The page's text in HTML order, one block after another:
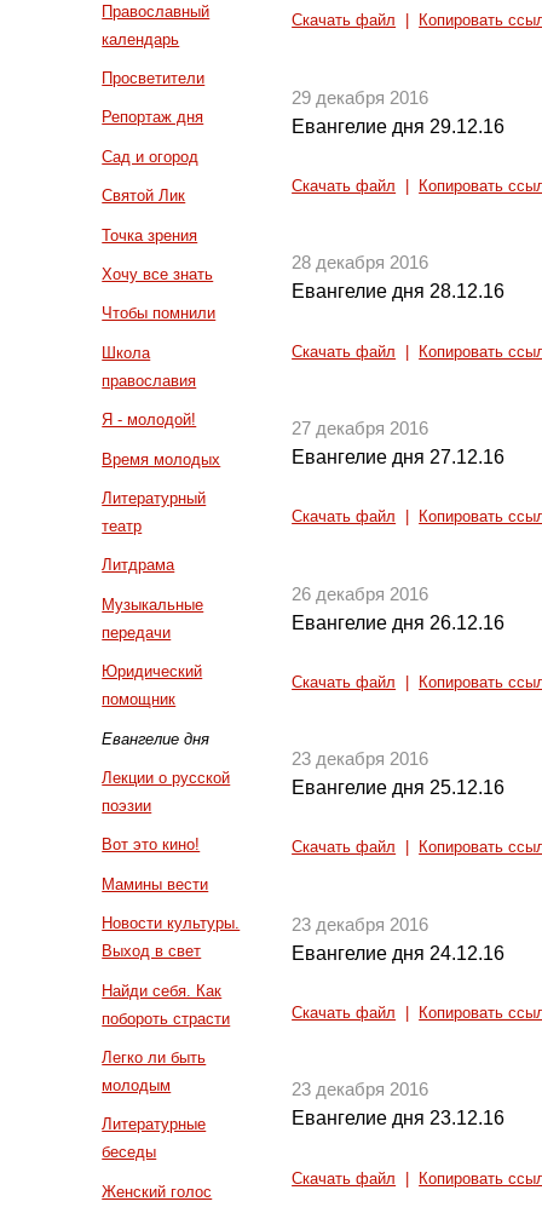
Православный
календарь
Просветители
Репортаж дня
Сад и огород
Святой Лик
Точка зрения
Хочу все знать
Чтобы помнили
Школа
православия
Я - молодой!
Время молодых
Литературный
театр
Литдрама
Музыкальные
передачи
Юридический
помощник
Евангелие дня
Лекции о русской
поэзии
Вот это кино!
Мамины вести
Новости культуры.
Выход в свет
Найди себя. Как
побороть страсти
Легко ли быть
молодым
Литературные
беседы
Женский голос
Скачать файл Копировать
29 декабря 2016
Евангелие дня 29.12.16
Скачать файл Копировать
28 декабря 2016
Евангелие дня 28.12.16
Скачать файл Копировать
27 декабря 2016
Евангелие дня 27.12.16
Скачать файл Копировать
26 декабря 2016
Евангелие дня 26.12.16
Скачать файл Копировать
23 декабря 2016
Евангелие дня 25.12.16
Скачать файл Копировать
23 декабря 2016
Евангелие дня 24.12.16
Скачать файл Копировать
23 декабря 2016
Евангелие дня 23.12.16
Скачать файл Копировать